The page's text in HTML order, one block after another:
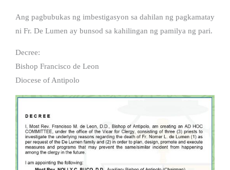
Ang pagbubukas ng imbestigasyon sa dahilan ng pagkamatay
ni Fr. De Lumen ay bunsod sa kahilingan ng pamilya ng pari.
Decree:
Bishop Francisco de Leon
Diocese of Antipolo